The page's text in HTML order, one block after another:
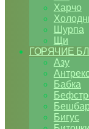
Харчо
Шурпа
Щи
ГОРЯЧИЕ
Азу
Бабка
Бигус